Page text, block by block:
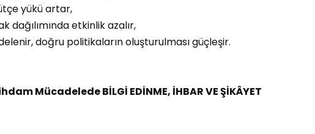
yükü artar,
dağılımında etkinlik azalır,
doğru politikaların oluşturulması güçleşir.
Mücadelede BİLGİ EDİNME, İHBAR VE ŞİKÂYET